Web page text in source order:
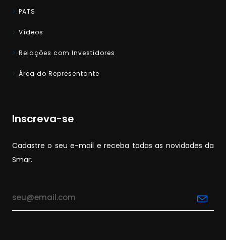
PATS
Vídeos
Relações com Investidores
Área do Representante
Inscreva-se
Cadastre o seu e-mail e receba todas as novidades da
Smar.